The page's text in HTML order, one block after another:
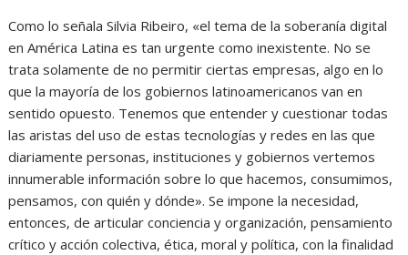
Como lo señala Silvia Ribeiro, «el tema de la soberanía digital
en América Latina es tan urgente como inexistente. No se
trata solamente de no permitir ciertas empresas, algo en lo
que la mayoría de los gobiernos latinoamericanos van en
sentido opuesto. Tenemos que entender y cuestionar todas
las aristas del uso de estas tecnologías y redes en las que
diariamente personas, instituciones y gobiernos vertemos
innumerable información sobre lo que hacemos, consumimos,
pensamos, con quién y dónde». Se impone la necesidad,
entonces, de articular conciencia y organización, pensamiento
crítico y acción colectiva, ética, moral y política, con la finalidad